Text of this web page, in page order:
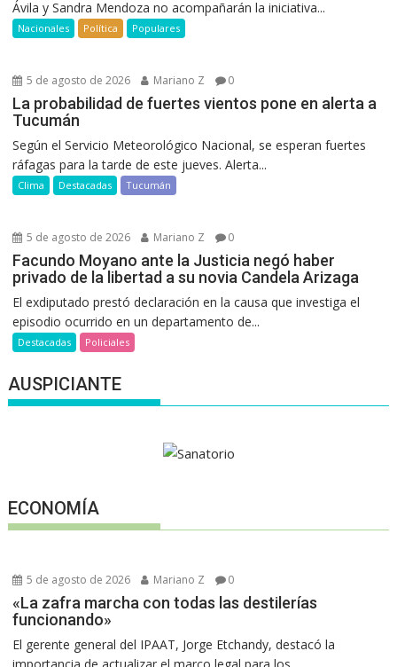
Ávila y Sandra Mendoza no acompañarán la iniciativa...
Nacionales Política Populares
5 de agosto de 2026 Mariano Z 0
La probabilidad de fuertes vientos pone en alerta a
Tucumán
Según el Servicio Meteorológico Nacional, se esperan fuertes
ráfagas para la tarde de este jueves. Alerta...
Clima Destacadas Tucumán
5 de agosto de 2026 Mariano Z 0
Facundo Moyano ante la Justicia negó haber
privado de la libertad a su novia Candela Arizaga
El exdiputado prestó declaración en la causa que investiga el
episodio ocurrido en un departamento de...
Destacadas Policiales
AUSPICIANTE
ECONOMÍA
5 de agosto de 2026 Mariano Z 0
«La zafra marcha con todas las destilerías
funcionando»
El gerente general del IPAAT, Jorge Etchandy, destacó la